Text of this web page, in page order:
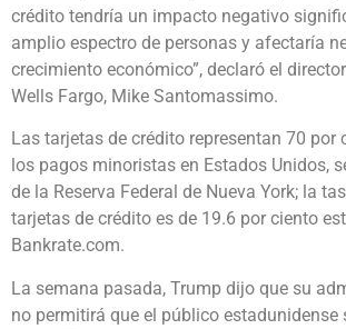
crédito tendría un impacto negativo
amplio espectro de personas y afectaría
crecimiento económico”, declaró el
Wells Fargo, Mike Santomassimo.
Las tarjetas de crédito representan 70 por
los pagos minoristas en Estados Unidos,
de la Reserva Federal de Nueva York; la
tarjetas de crédito es de 19.6 por ciento
Bankrate.com.
La semana pasada, Trump dijo que su
no permitirá que el público estadunidense